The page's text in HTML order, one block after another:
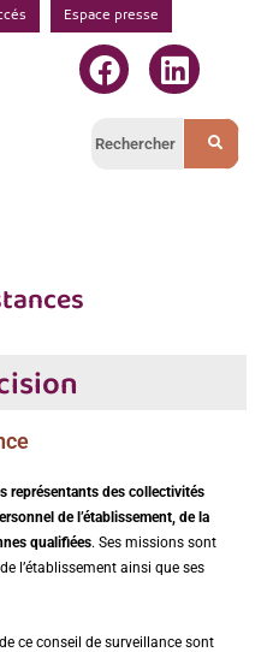
Espace presse
représentants des collectivités
de l’établissement, de la
qualifiées. Ses missions sont
l’établissement ainsi que ses
ce conseil de surveillance sont